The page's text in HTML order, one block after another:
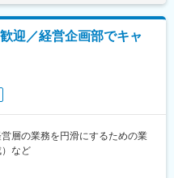
迎／経営企画部でキャ
層の業務を円滑にするための業
など